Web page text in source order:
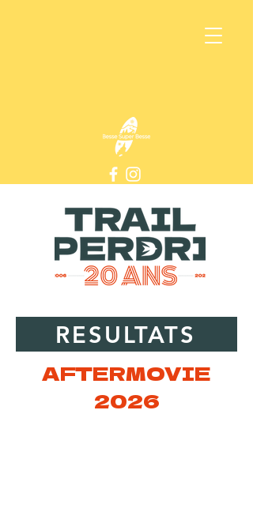
RESULTATS
AFTERMOVIE
2026